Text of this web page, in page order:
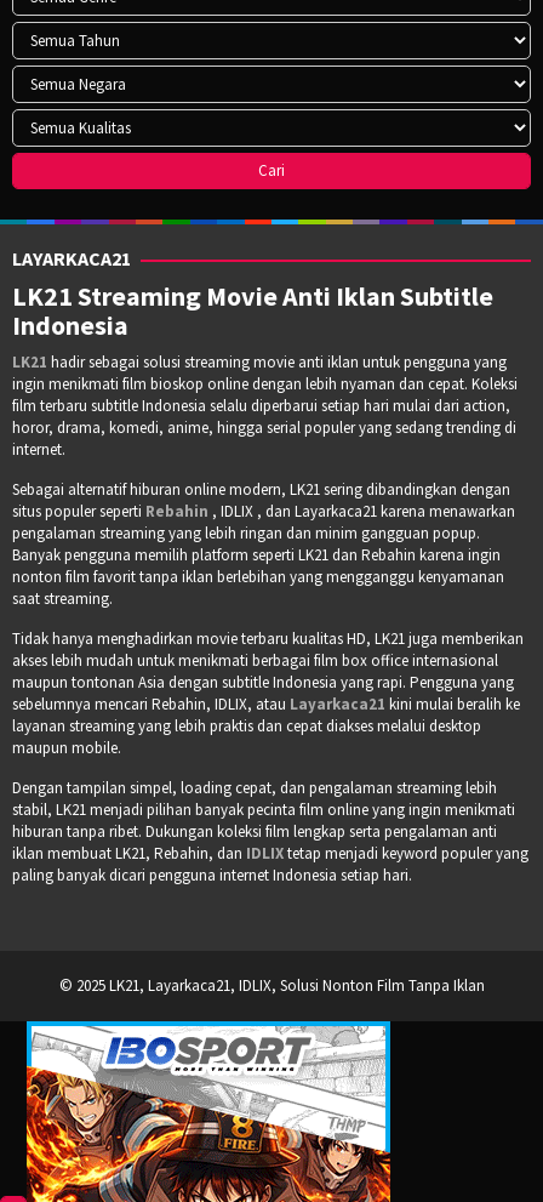
LAYARKACA21
LK21 Streaming Movie Anti Iklan Subtitle
Indonesia
LK21 hadir sebagai solusi streaming movie anti iklan untuk pengguna yang
ingin menikmati film bioskop online dengan lebih nyaman dan cepat. Koleksi
film terbaru subtitle Indonesia selalu diperbarui setiap hari mulai dari action,
horor, drama, komedi, anime, hingga serial populer yang sedang trending di
internet.
Sebagai alternatif hiburan online modern, LK21 sering dibandingkan dengan
situs populer seperti Rebahin , IDLIX , dan Layarkaca21 karena menawarkan
pengalaman streaming yang lebih ringan dan minim gangguan popup.
Banyak pengguna memilih platform seperti LK21 dan Rebahin karena ingin
nonton film favorit tanpa iklan berlebihan yang mengganggu kenyamanan
saat streaming.
Tidak hanya menghadirkan movie terbaru kualitas HD, LK21 juga memberikan
akses lebih mudah untuk menikmati berbagai film box office internasional
maupun tontonan Asia dengan subtitle Indonesia yang rapi. Pengguna yang
sebelumnya mencari Rebahin, IDLIX, atau Layarkaca21 kini mulai beralih ke
layanan streaming yang lebih praktis dan cepat diakses melalui desktop
maupun mobile.
Dengan tampilan simpel, loading cepat, dan pengalaman streaming lebih
stabil, LK21 menjadi pilihan banyak pecinta film online yang ingin menikmati
hiburan tanpa ribet. Dukungan koleksi film lengkap serta pengalaman anti
iklan membuat LK21, Rebahin, dan IDLIXtetap menjadi keyword populer yang
paling banyak dicari pengguna internet Indonesia setiap hari.
© 2025 LK21, Layarkaca21, IDLIX, Solusi Nonton Film Tanpa Iklan